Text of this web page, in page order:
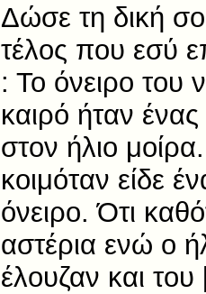
Δώσε τη δική
τέλος που εσύ
: Το όνειρο του
καιρό ήταν
στον ήλιο
κοιμόταν είδε
όνειρο. Ότι
αστέρια ενώ ο
έλουζαν και